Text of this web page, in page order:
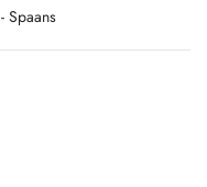
- Spaans